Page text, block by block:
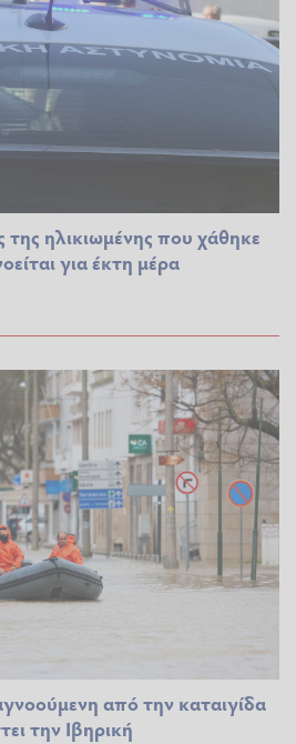
της ηλικιωμένης που χάθηκε
για έκτη μέρα
από την καταιγίδα
την Ιβηρική